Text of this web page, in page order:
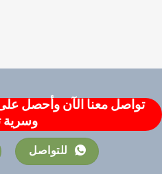
تواصل معنا الآن وأحصل
وسرية
للتواصل